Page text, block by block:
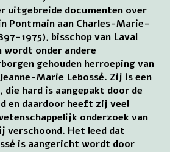
uitgebreide documenten over
Pontmain aan Charles-Marie-
1975), bisschop van Laval
wordt onder andere
gehouden herroeping van
Marie Lebossé. Zij is een
hard is aangepakt door de
en daardoor heeft zij veel
onderzoek van
verschoond. Het leed dat
is aangericht wordt door